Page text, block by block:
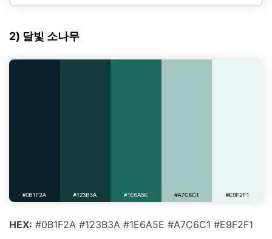
2) 달빛 소나무
HEX: #0B1F2A #123B3A #1E6A5E #A7C6C1 #E9F2F1